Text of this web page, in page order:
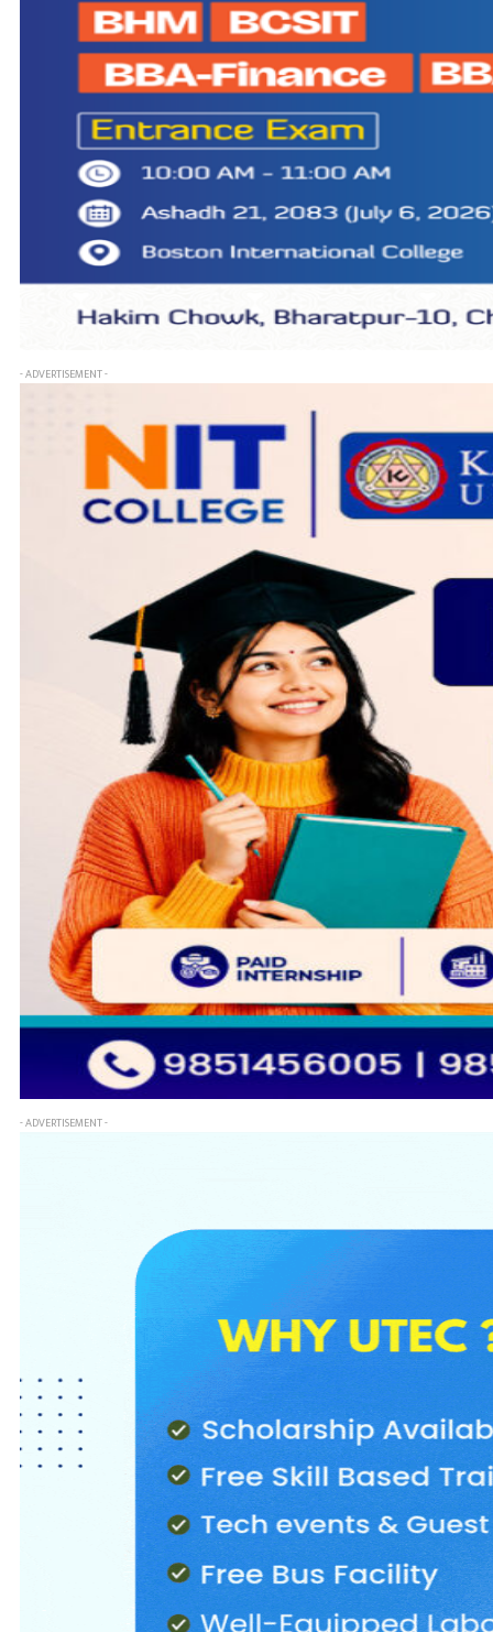
- ADVERTISEMENT -
- ADVERTISEMENT -